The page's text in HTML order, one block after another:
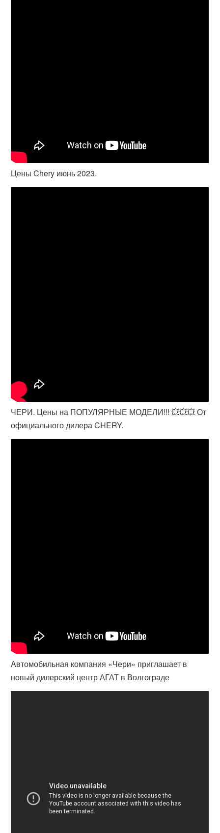
Цены Chery июнь 2023.
ЧЕРИ. Цены на ПОПУЛЯРНЫЕ МОДЕЛИ!!! 💥💥💥 От
официального дилера CHERY.
Автомобильная компания «Чери» приглашает в
новый дилерский центр АГАТ в Волгограде